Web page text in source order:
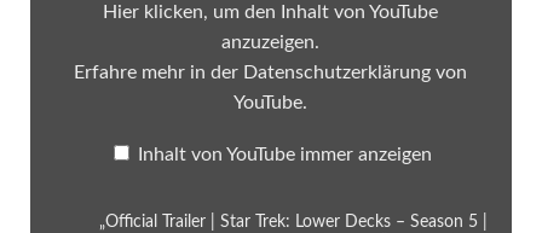
Hier klicken, um den Inhalt von YouTube
anzuzeigen.
Erfahre mehr in der Datenschutzerklärung von
YouTube.
Inhalt von YouTube immer anzeigen
„Official Trailer | Star Trek: Lower Decks – Season 5 |